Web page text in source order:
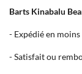
Barts Kinabalu
- Expédié en
- Satisfait ou